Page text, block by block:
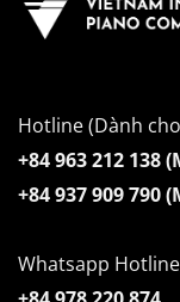
Hotline (Dành
+84 963 212 138
+84 937 909 790
Whatsapp